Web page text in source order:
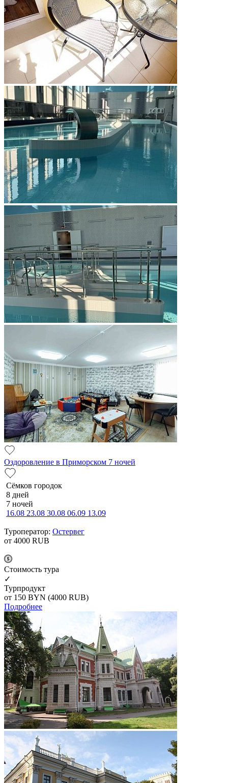
Оздоровление в Приморском 7 ночей
Сёмков городок
8 дней
7 ночей
16.08 23.08 30.08 06.09 13.09
Туроператор: Остервег
от 4000 RUB
Cтоимость тура
✓
Турпродукт
от 150 BYN (4000 RUB)
Подробнее